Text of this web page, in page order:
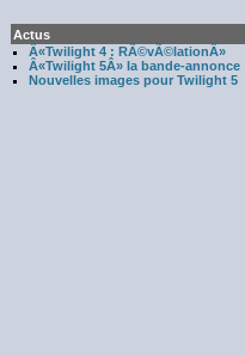
Actus
Â«Twilight 4 : RÃ©vÃ©lationÂ»
Â«Twilight 5Â» la bande-annonce
Nouvelles images pour Twilight 5